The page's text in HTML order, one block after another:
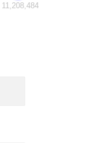
11,208,484